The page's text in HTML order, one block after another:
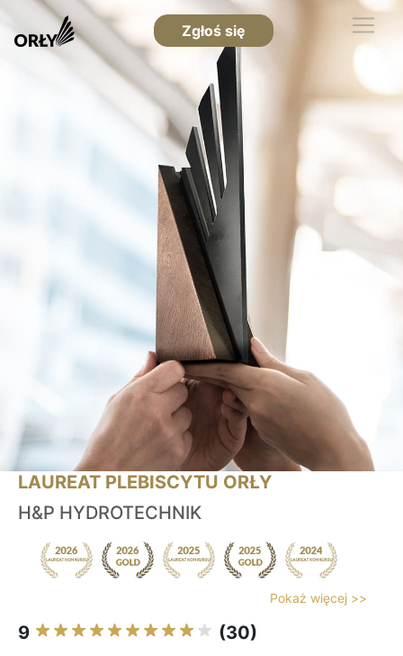
Zgłoś się
LAUREAT PLEBISCYTU ORŁY
H&P HYDROTECHNIK
Pokaż więcej >>
9 (30)